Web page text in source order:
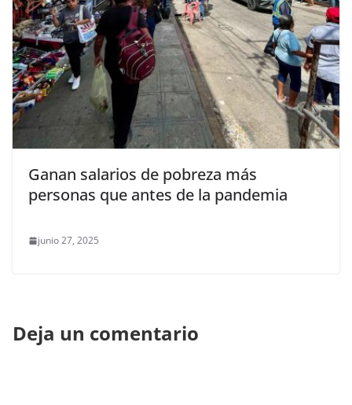
Ganan salarios de pobreza más
personas que antes de la pandemia
junio 27, 2025
Deja un comentario